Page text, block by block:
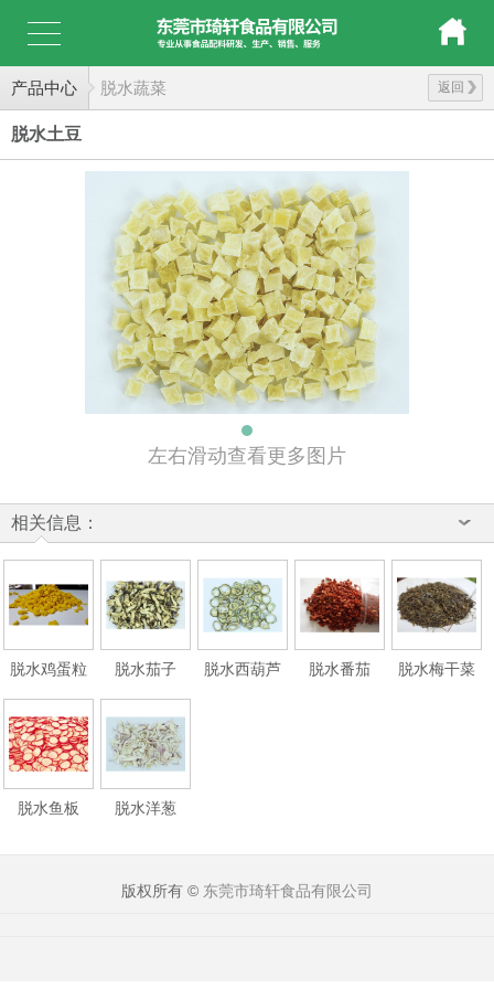
产品中心 返回
脱水蔬菜
脱水土豆
左右滑动查看更多图片
相关信息：
脱水鸡蛋粒 脱水茄子 脱水西葫芦 脱水番茄 脱水梅干菜
脱水鱼板 脱水洋葱
版权所有 © 东莞市琦轩食品有限公司